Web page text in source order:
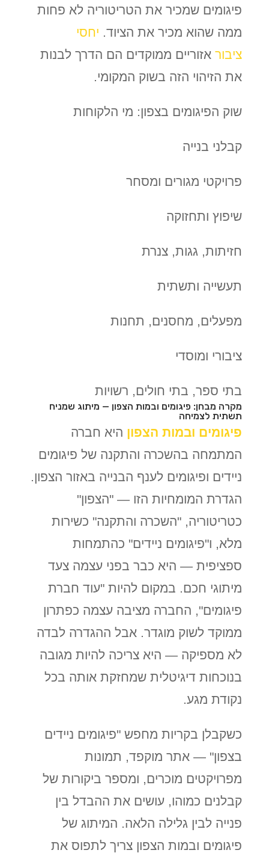
פיגומים שמכיר את הטריטוריה לא פחות
ממה שהוא מכיר את הציוד. יחסי
ציבור אזוריים ממוקדים הם הדרך לבנות
את הזיהוי הזה בשוק המקומי.
שוק הפיגומים בצפון: מי הלקוחות
קבלני בנייה
פרויקטי מגורים ומסחר
שיפוץ ותחזוקה
חזיתות, גגות, צנרת
תעשייה ותשתית
מפעלים, מחסנים, תחנות
ציבורי ומוסדי
בתי ספר, בתי חולים, רשויות
מקרה מבחן: פיגומים ובמות הצפון — מיתוג שמניח
תשתית לצמיחה
פיגומים ובמות הצפון היא חברה
המתמחה בהשכרה והתקנה של פיגומים
ניידים ופיגומים לענף הבנייה באזור הצפון.
הגדרת המומחיות הזו — "הצפון"
כטריטוריה, "השכרה והתקנה" כשירות
מלא, ו"פיגומים ניידים" כהתמחות
ספציפית — היא כבר בפני עצמה צעד
מיתוגי חכם. במקום להיות "עוד חברת
פיגומים", החברה מציבה עצמה כפתרון
ממוקד לשוק מוגדר. אבל ההגדרה לבדה
לא מספיקה — היא צריכה להיות מגובה
בנוכחות דיגיטלית שמחזקת אותה בכל
נקודת מגע.
כשקבלן בקריות מחפש "פיגומים ניידים
בצפון" — אתר מוקפד, תמונות
מפרויקטים מוכרים, ומספר ביקורות של
קבלנים כמוהו, עושים את ההבדל בין
פנייה לבין גלילה הלאה. המיתוג של
פיגומים ובמות הצפון צריך לתפוס את